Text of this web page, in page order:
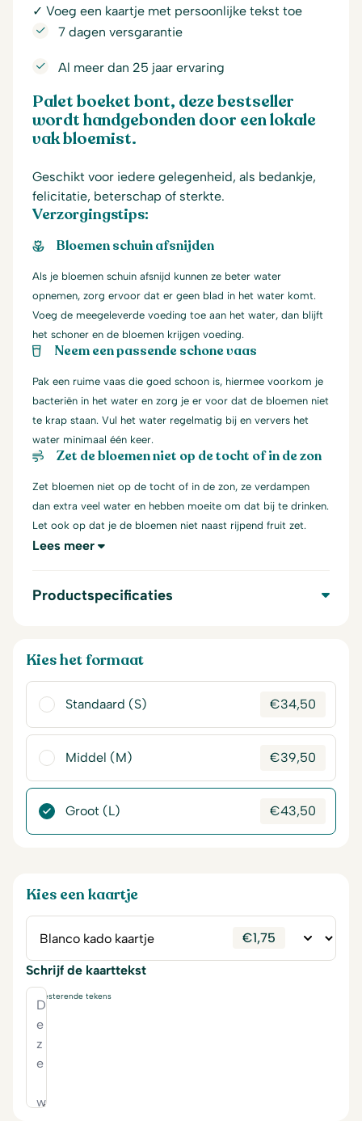
✓ Voeg een kaartje met persoonlijke tekst toe
7 dagen versgarantie
Al meer dan 25 jaar ervaring
Palet boeket bont, deze bestseller
wordt handgebonden door een lokale
vak bloemist.
Geschikt voor iedere gelegenheid, als bedankje,
felicitatie, beterschap of sterkte.
Verzorgingstips:
Bloemen schuin afsnijden
Als je bloemen schuin afsnijd kunnen ze beter water
opnemen, zorg ervoor dat er geen blad in het water komt.
Voeg de meegeleverde voeding toe aan het water, dan blijft
het schoner en de bloemen krijgen voeding.
Neem een passende schone vaas
Pak een ruime vaas die goed schoon is, hiermee voorkom je
bacteriën in het water en zorg je er voor dat de bloemen niet
te krap staan. Vul het water regelmatig bij en ververs het
water minimaal één keer.
Zet de bloemen niet op de tocht of in de zon
Zet bloemen niet op de tocht of in de zon, ze verdampen
dan extra veel water en hebben moeite om dat bij te drinken.
Let ook op dat je de bloemen niet naast rijpend fruit zet.
Lees meer
Productspecificaties
Kies het formaat
Standaard (S) €34,50
Middel (M) €39,50
Groot (L) €43,50
Kies een kaartje
€1,75
Schrijf de kaarttekst
resterende tekens